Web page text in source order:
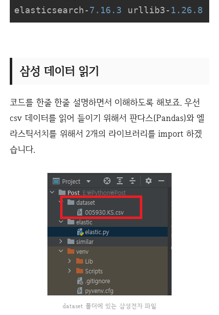
elasticsearch-7.16 .3 urllib3- 1.26 .8
삼성 데이터 읽기
코드를 한줄 한줄 설명하면서 이해하도록 해보죠. 우선
csv 데이터를 읽어 들이기 위해서 판다스(Pandas)와 엘
라스틱서치를 위해서 2개의 라이브러리를 import 하겠
습니다.
dataset 폴더에 있는 삼성전자 파일